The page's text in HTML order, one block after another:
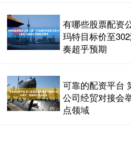
有哪些股票配资
玛特目标价至
奏超乎预期
可靠的配资平台
公司经贸对接会
点领域